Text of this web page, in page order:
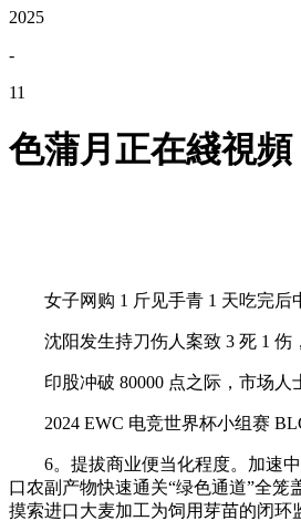
2025
-
11
色蒲月正在綫視頻
女子网购 1 斤见手青 1 天吃完后
沈阳发生持刀伤人案致 3 死 1 伤
印股冲破 80000 点之际，市场人
2024 EWC 电竞世界杯小组赛
6。提拔商业便当化程度。加速中
口农副产物快速通关“绿色通道”全
摸索进口大麦加工为饲用芽苗的闭